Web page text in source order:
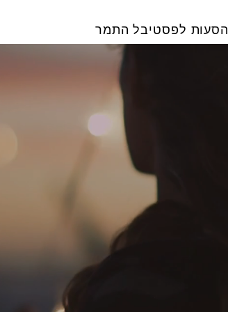
הסעות לפסטיבל התמר